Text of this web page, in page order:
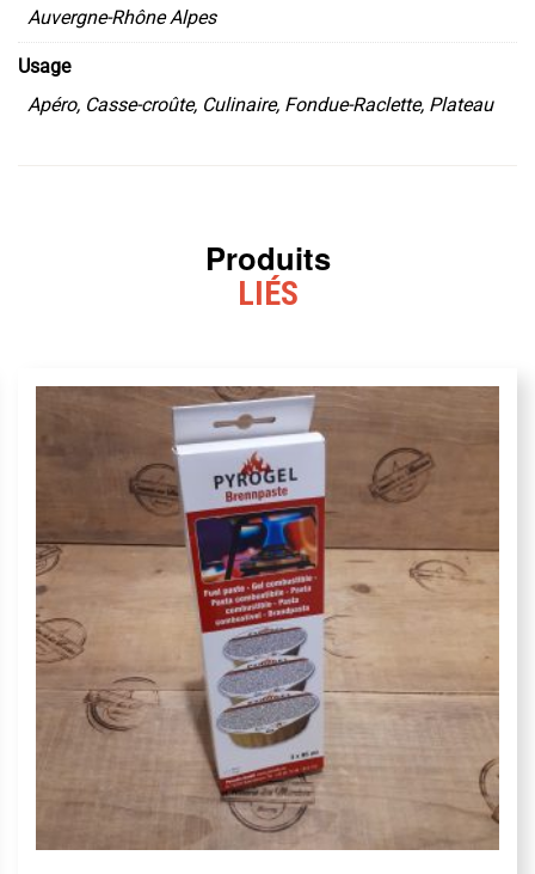
Auvergne-Rhône Alpes
Usage
Apéro, Casse-croûte, Culinaire, Fondue-Raclette, Plateau
Produits
LIÉS